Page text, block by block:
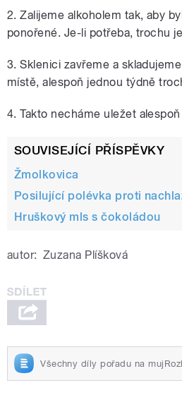
2. Zalijeme alkoholem tak, aby
ponořené. Je-li potřeba, trochu
3. Sklenici zavřeme a
místě, alespoň jednou týdně
4. Takto necháme uležet
SOUVISEJÍCÍ PŘÍSPĚVKY
Žmolkovica
Posilující polévka proti
Hruškový mls s čokoládou
autor: Zuzana Plíšková
Všechny díly pořadu na